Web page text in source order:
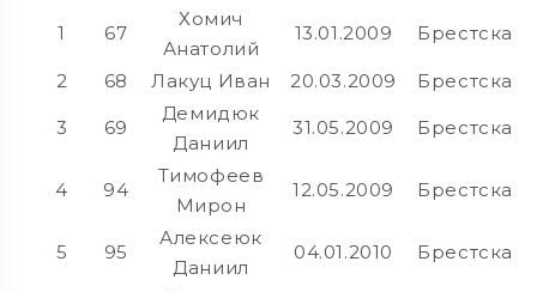
1 67
Хомич
Анатолий
13.01.2009 Брестская
2 68 Лакуц Иван 20.03.2009 Брестская
3 69
Демидюк
Даниил
31.05.2009 Брестская
4 94
Тимофеев
Мирон
12.05.2009 Брестская
5 95
Алексеюк
Даниил
04.01.2010 Брестская